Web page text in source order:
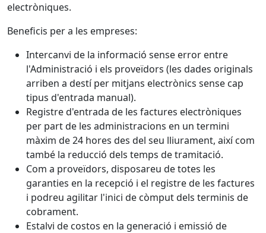
electròniques.
Beneficis per a les empreses:
Intercanvi de la informació sense error entre
l'Administració i els proveïdors (les dades originals
arriben a destí per mitjans electrònics sense cap
tipus d'entrada manual).
Registre d'entrada de les factures electròniques
per part de les administracions en un termini
màxim de 24 hores des del seu lliurament, així com
també la reducció dels temps de tramitació.
Com a proveïdors, disposareu de totes les
garanties en la recepció i el registre de les factures
i podreu agilitar l'inici de còmput dels terminis de
cobrament.
Estalvi de costos en la generació i emissió de